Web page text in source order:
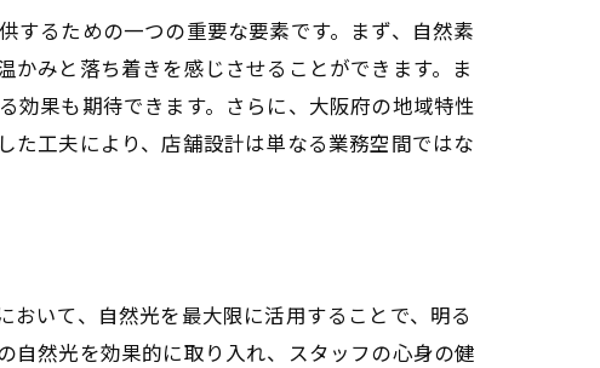
例
するための一つの重要な要素です。まず、自然素
みと落ち着きを感じさせることができます。ま
効果も期待できます。さらに、大阪府の地域特性
た工夫により、店舗設計は単なる業務空間ではな
いて、自然光を最大限に活用することで、明る
自然光を効果的に取り入れ、スタッフの心身の健